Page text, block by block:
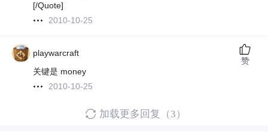
[/Quote]
2010-10-25
playwarcraft
关键是 money
2010-10-25
赞
加载更多回复（3）